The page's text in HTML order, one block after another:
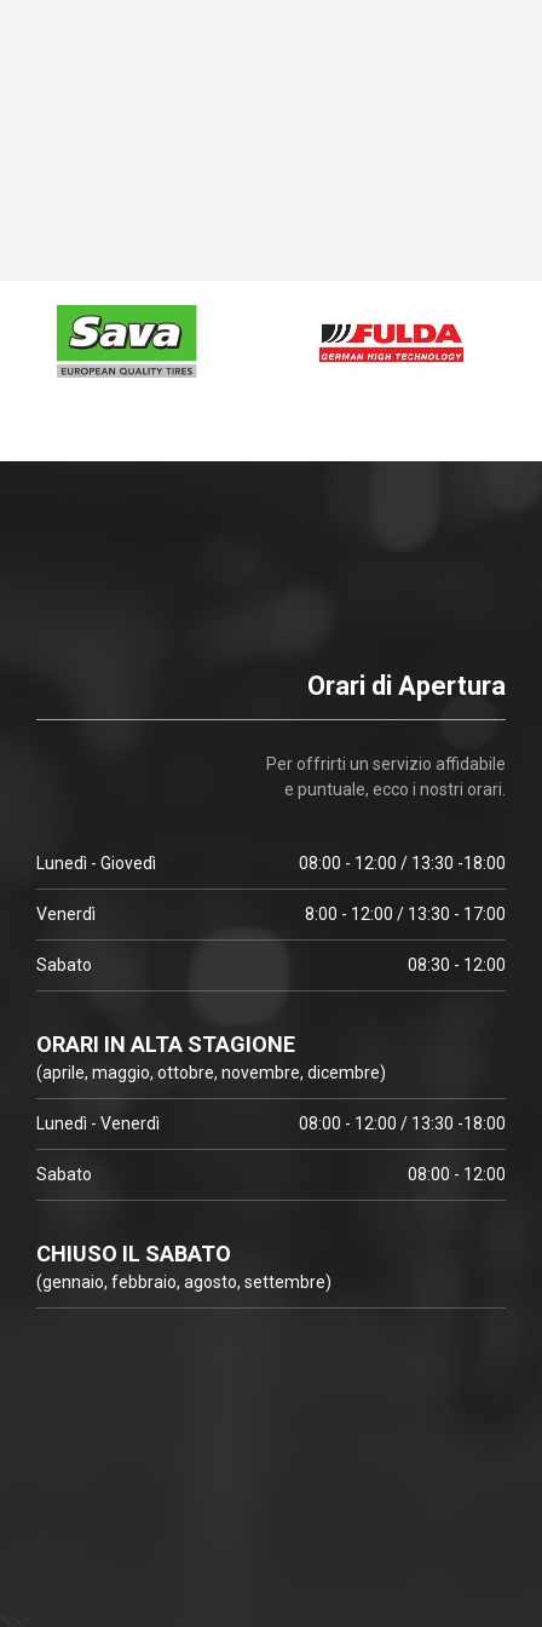
Orari di Apertura
Per offrirti un servizio affidabile
e puntuale, ecco i nostri orari.
Lunedì - Giovedì 08:00 - 12:00 / 13:30 -18:00
Venerdì 8:00 - 12:00 / 13:30 - 17:00
Sabato 08:30 - 12:00
ORARI IN ALTA STAGIONE
(aprile, maggio, ottobre, novembre, dicembre)
Lunedì - Venerdì 08:00 - 12:00 / 13:30 -18:00
Sabato 08:00 - 12:00
CHIUSO IL SABATO
(gennaio, febbraio, agosto, settembre)